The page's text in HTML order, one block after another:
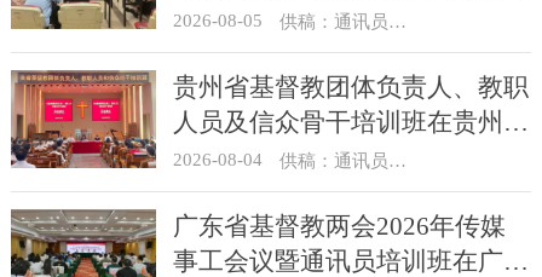
七月份联席会议
2026-08-05 供稿：通讯员 景健美
贵州省基督教团体负责人、教职
人员及信众骨干培训班在贵州圣
经学校举办
2026-08-04 供稿：通讯员 杨菁
广东省基督教两会2026年传媒
事工会议暨通讯员培训班在广州